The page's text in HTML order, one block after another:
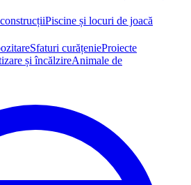
Piscine și locuri de joacă
Sfaturi curățenieProiecte
și încălzireAnimale de